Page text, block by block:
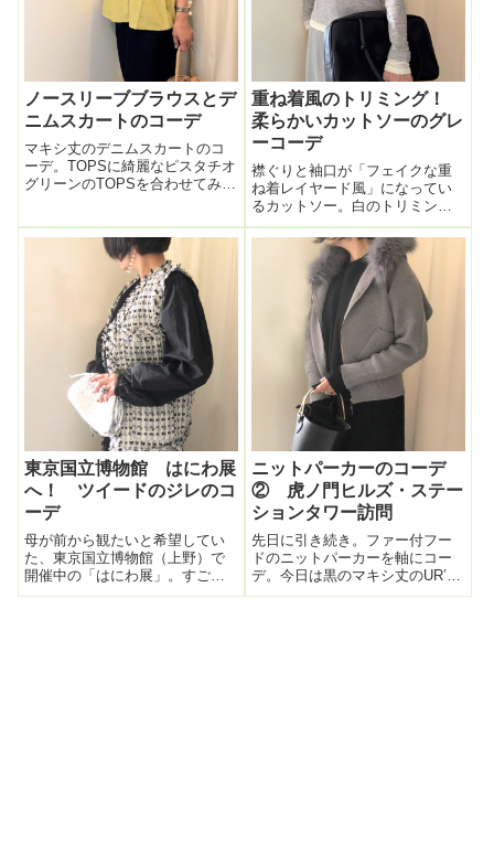
ノースリーブブラウスとデ
ニムスカートのコーデ
マキシ丈のデニムスカートのコ
ーデ。TOPSに綺麗なピスタチオ
グリーンのTOPSを合わせてみ
い、裾広がりな感じといい、生
地の質感も好み。色も綺麗！フ
ワッと後ろ下がりなので、上半
身のシルエット...
重ね着風のトリミング！
柔らかいカットソーのグレ
ーコーデ
襟ぐりと袖口が「フェイクな重
ね着レイヤード風」になってい
るカットソー。白のトリミング
がアクセント。このTOPSカット
ソー、想像以上に肌触りが良か
った。柔らかくてガーゼみた
い。伸縮性もあるけどピタピタ
締め付け感はZERO。フワッと肌
に乗る感じ...
東京国立博物館 はにわ展
へ！ ツイードのジレのコ
ーデ
母が前から観たいと希望してい
た、東京国立博物館（上野）で
開催中の「はにわ展」。すごく
面白いよ！って周りでも評判だ
ニットパーカーのコーデ
② 虎ノ門ヒルズ・ステー
ションタワー訪問
先日に引き続き。ファー付フー
ドのニットパーカーを軸にコー
デ。今日は黒のマキシ丈のUR’S
のワンピース＋上からこのニッ